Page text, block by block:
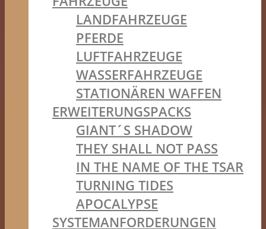
LANDFAHRZEUGE
PFERDE
LUFTFAHRZEUGE
WASSERFAHRZEUGE
STATIONÄREN WAFFEN
ERWEITERUNGSPACKS
GIANT´S SHADOW
THEY SHALL NOT PASS
IN THE NAME OF THE TSAR
TURNING TIDES
APOCALYPSE
SYSTEMANFORDERUNGEN